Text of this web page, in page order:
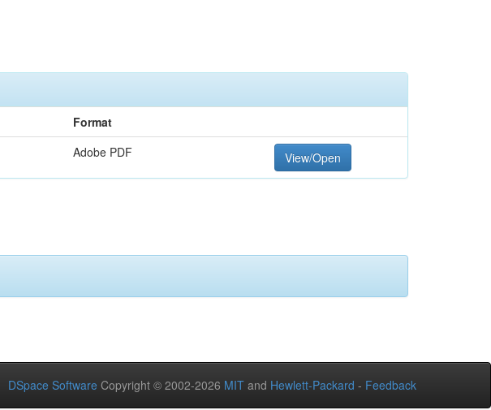
Format
Adobe PDF View/Open
DSpace Software Copyright © 2002-2026 MIT and Hewlett-Packard - Feedback